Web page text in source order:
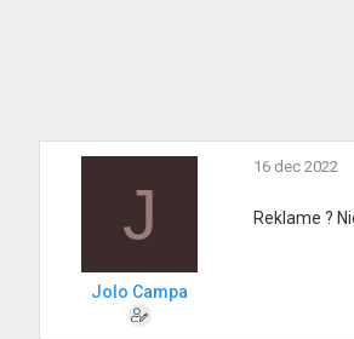
J
Jolo Campa
16 dec 2022
Reklame ?